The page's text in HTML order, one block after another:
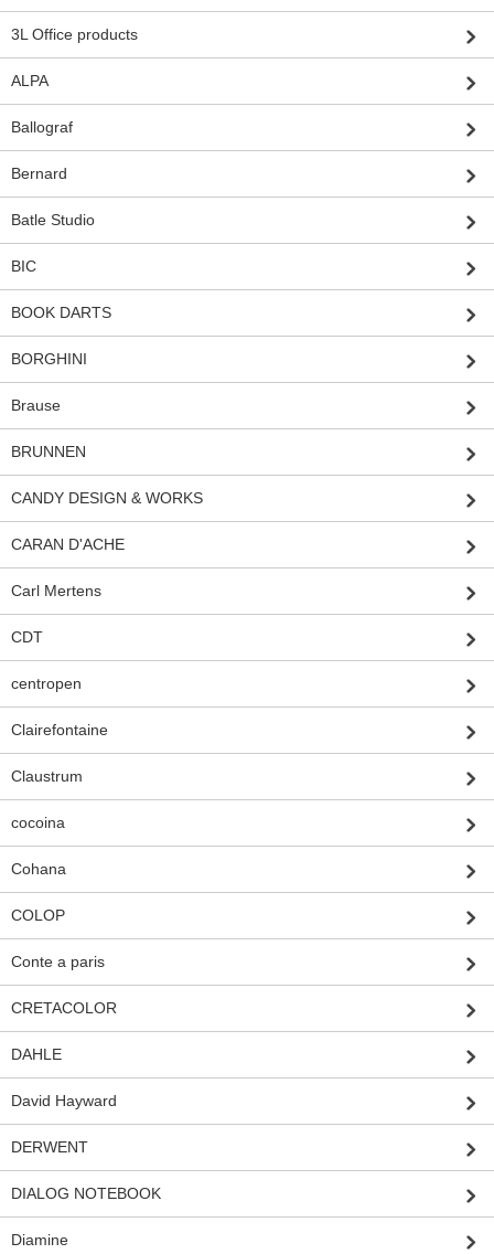
3L Office products
ALPA
Ballograf
Bernard
Batle Studio
BIC
BOOK DARTS
BORGHINI
Brause
BRUNNEN
CANDY DESIGN & WORKS
CARAN D'ACHE
Carl Mertens
CDT
centropen
Clairefontaine
Claustrum
cocoina
Cohana
COLOP
Conte a paris
CRETACOLOR
DAHLE
David Hayward
DERWENT
DIALOG NOTEBOOK
Diamine